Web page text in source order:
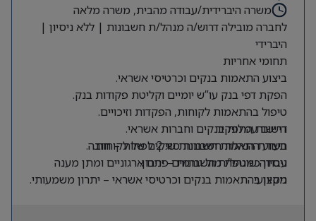
משרה היברידית/עבודה מהבית, משרה מלאה
לחברה מובילה דרוש/ה מנהל/ת חשבונות | ללא ניסיון |
היברידי
תחומי אחריות
ביצוע התאמות בנקים וכרטיסי אשראי.
הפקת דפי בנק עו”ש יומיים וקליטת פקודות בנק.
טיפול בהתאמות לקוחות, הפקדות וזיכויים.
רישום עמלות בנקים וחברות אשראי.
ביצוע התאמות חשבונות שיקים של לקוחות.
עבודה שוטפת מול גורמים פנים ארגוניים ומתן מענה
מקצועי.
דרישות התפקיד
תעודת הנהלת חשבונות סוג 2 לפחות – חובה.
ניסיון כמנהל/ת חשבונות – יתרון.
ניסיון בהתאמות בנקים וכרטיסי אשראי – יתרון משמעותי.